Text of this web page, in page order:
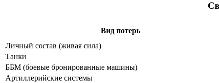
Вид потерь
Личный состав (живая сила)
Танки
ББМ (боевые бронированные машины)
Артиллерийские системы